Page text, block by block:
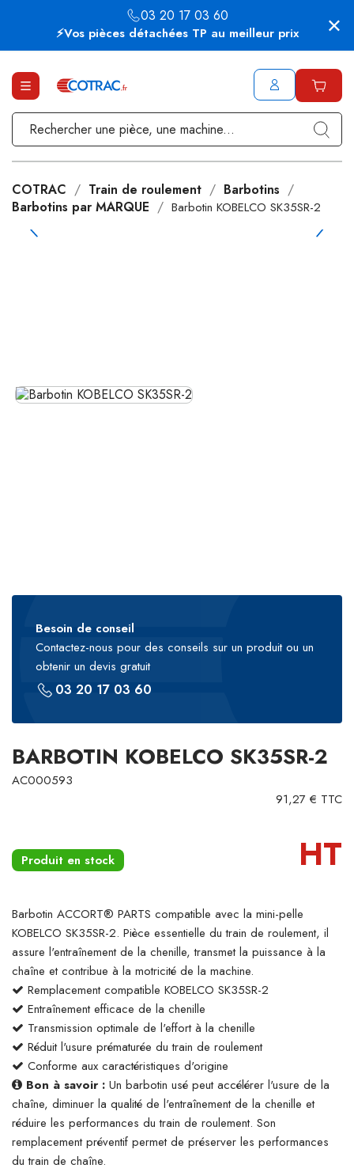
⚡Vos pièces détachées TP au meilleur prix
03 20 17 03 60
COTRAC Train de roulement
Barbotins
Barbotins par MARQUE
Barbotin KOBELCO SK35SR-2
Besoin de conseil
Contactez-nous pour des conseils sur un produit ou un
obtenir un devis gratuit
03 20 17 03 60
BARBOTIN KOBELCO SK35SR-2
AC000593
91,27 € TTC
Produit en stock HT
Barbotin ACCORT® PARTS compatible avec la mini-pelle
KOBELCO SK35SR-2. Pièce essentielle du train de roulement, il
assure l'entraînement de la chenille, transmet la puissance à la
chaîne et contribue à la motricité de la machine.
Remplacement compatible KOBELCO SK35SR-2
Entraînement efficace de la chenille
Transmission optimale de l'effort à la chenille
Réduit l'usure prématurée du train de roulement
Conforme aux caractéristiques d'origine
Bon à savoir : Un barbotin usé peut accélérer l'usure de la
chaîne, diminuer la qualité de l'entraînement de la chenille et
réduire les performances du train de roulement. Son
remplacement préventif permet de préserver les performances
du train de chaîne.